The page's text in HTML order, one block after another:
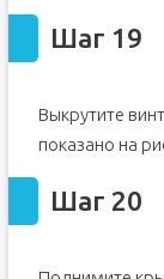
Шаг 19
Выкрутите
показано на
Шаг 20